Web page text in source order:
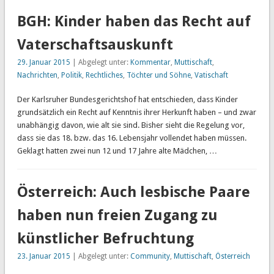
BGH: Kinder haben das Recht auf
Vaterschaftsauskunft
29. Januar 2015 | Abgelegt unter: Kommentar, Muttischaft,
Nachrichten, Politik, Rechtliches, Töchter und Söhne, Vatischaft
Der Karlsruher Bundesgerichtshof hat entschieden, dass Kinder
grundsätzlich ein Recht auf Kenntnis ihrer Herkunft haben – und zwar
unabhängig davon, wie alt sie sind. Bisher sieht die Regelung vor,
dass sie das 18. bzw. das 16. Lebensjahr vollendet haben müssen.
Geklagt hatten zwei nun 12 und 17 Jahre alte Mädchen, …
Österreich: Auch lesbische Paare
haben nun freien Zugang zu
künstlicher Befruchtung
23. Januar 2015 | Abgelegt unter: Community, Muttischaft, Österreich